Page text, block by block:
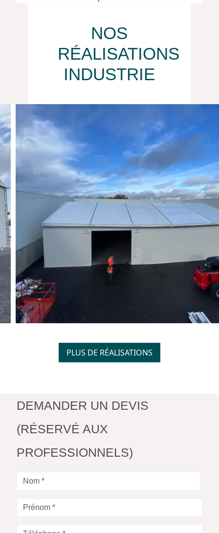
NOS
RÉALISATIONS
INDUSTRIE
PLUS DE RÉALISATIONS
DEMANDER UN DEVIS
(RÉSERVÉ AUX
PROFESSIONNELS)
Nom
Prénom
Téléphone